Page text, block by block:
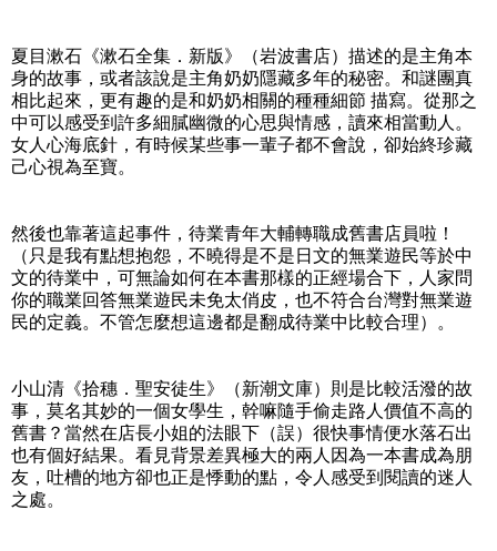
夏目漱石《漱石全集．新版》（岩波書店）描述的是主角本
身的故事，或者該說是主角奶奶隱藏多年的秘密。和謎團真
相比起來，更有趣的是和奶奶相關的種種細節 描寫。從那之
中可以感受到許多細膩幽微的心思與情感，讀來相當動人。
女人心海底針，有時候某些事一輩子都不會說，卻始終珍藏
己心視為至寶。
然後也靠著這起事件，待業青年大輔轉職成舊書店員啦！
（只是我有點想抱怨，不曉得是不是日文的無業遊民等於中
文的待業中，可無論如何在本書那樣的正經場合下，人家問
你的職業回答無業遊民未免太俏皮，也不符合台灣對無業遊
民的定義。不管怎麼想這邊都是翻成待業中比較合理）。
小山清《拾穗．聖安徒生》（新潮文庫）則是比較活潑的故
事，莫名其妙的一個女學生，幹嘛隨手偷走路人價值不高的
舊書？當然在店長小姐的法眼下（誤）很快事情便水落石出
也有個好結果。看見背景差異極大的兩人因為一本書成為朋
友，吐槽的地方卻也正是悸動的點，令人感受到閱讀的迷人
之處。